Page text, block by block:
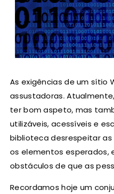
As exigências de um sítio
assustadoras.
ter bom aspeto, mas
utilizáveis, acessíveis e
biblioteca desrespeitar
os elementos esperados,
obstáculos de que as
Recordamos hoje um